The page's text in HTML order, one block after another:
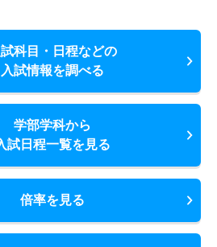
試科目・日程などの
入試情報を調べる
学部学科から
試日程一覧を見る
倍率を見る